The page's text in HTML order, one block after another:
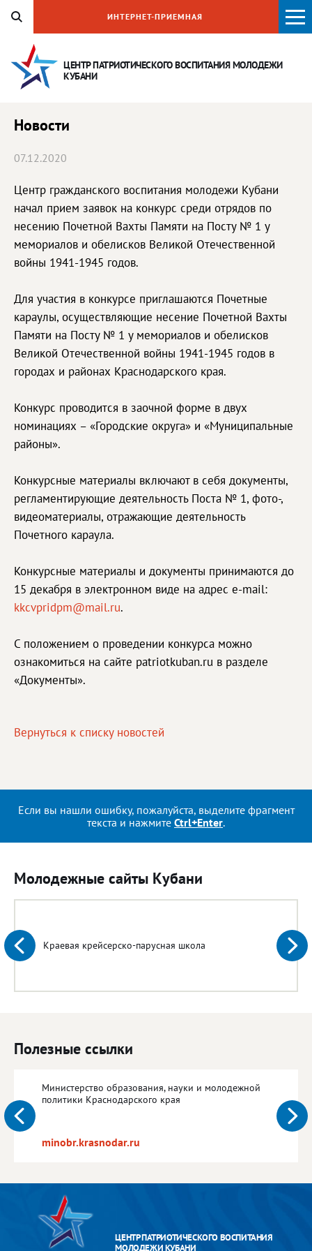
ЦЕНТР ПАТРИОТИЧЕСКОГО ВОСПИТАНИЯМОЛОДЕЖИ
КУБАНИ
ИНТЕРНЕТ-ПРИЕМНАЯ
Новости
07.12.2020
Центр гражданского воспитания молодежи Кубани
начал прием заявок на конкурс среди отрядов по
несению Почетной Вахты Памяти на Посту № 1 у
мемориалов и обелисков Великой Отечественной
войны 1941-1945 годов.
Для участия в конкурсе приглашаются Почетные
караулы, осуществляющие несение Почетной Вахты
Памяти на Посту № 1 у мемориалов и обелисков
Великой Отечественной войны 1941-1945 годов в
городах и районах Краснодарского края.
Конкурс проводится в заочной форме в двух
номинациях – «Городские округа» и «Муниципальные
районы».
Конкурсные материалы включают в себя документы,
регламентирующие деятельность Поста № 1, фото-,
видеоматериалы, отражающие деятельность
Почетного караула.
Конкурсные материалы и документы принимаются до
15 декабря в электронном виде на адрес e-mail:
kkcvpridpm@mail.ru.
С положением о проведении конкурса можно
ознакомиться на сайте patriotkuban.ru в разделе
«Документы».
Вернуться к списку новостей
Если вы нашли ошибку, пожалуйста, выделите фрагмент
текста и нажмите Ctrl+Enter.
Молодежные сайты Кубани
Краевая крейсерско-парусная школа
Полезные ссылки
Министерство образования, науки и молодежной
политики Краснодарского края
minobr.krasnodar.ru
ЦЕНТР ПАТРИОТИЧЕСКОГО ВОСПИТАНИЯ
МОЛОДЕЖИ КУБАНИ